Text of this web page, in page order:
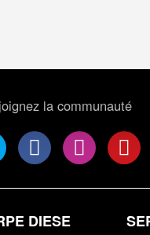
la communauté
DIESE